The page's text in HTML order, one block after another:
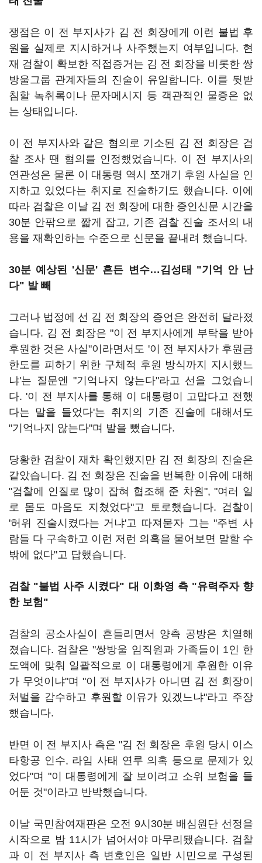
쟁점은 이 전 부지사가 김 전 회장에게 이런 불법 후
원을 실제로 지시하거나 사주했는지 여부입니다. 현
재 검찰이 확보한 직접증거는 김 전 회장을 비롯한 쌍
방울그룹 관계자들의 진술이 유일합니다. 이를 뒷받
침할 녹취록이나 문자메시지 등 객관적인 물증은 없
는 상태입니다.
이 전 부지사와 같은 혐의로 기소된 김 전 회장은 검
찰 조사 땐 혐의를 인정했었습니다. 이 전 부지사의
연관성은 물론 이 대통령 역시 쪼개기 후원 사실을 인
지하고 있었다는 취지로 진술하기도 했습니다. 이에
따라 검찰은 이날 김 전 회장에 대한 증인신문 시간을
30분 안팎으로 짧게 잡고, 기존 검찰 진술 조서의 내
용을 재확인하는 수준으로 신문을 끝내려 했습니다.
30분 예상된 '신문' 흔든 변수…김성태 "기억 안 난
다" 발 빼
그러나 법정에 선 김 전 회장의 증언은 완전히 달라졌
습니다. 김 전 회장은 "이 전 부지사에게 부탁을 받아
후원한 것은 사실"이라면서도 '이 전 부지사가 후원금
한도를 피하기 위한 구체적 후원 방식까지 지시했느
냐'는 질문엔 "기억나지 않는다"라고 선을 그었습니
다. '이 전 부지사를 통해 이 대통령이 고맙다고 전했
다는 말을 들었다'는 취지의 기존 진술에 대해서도
"기억나지 않는다"며 발을 뺐습니다.
당황한 검찰이 재차 확인했지만 김 전 회장의 진술은
같았습니다. 김 전 회장은 진술을 번복한 이유에 대해
"검찰에 인질로 많이 잡혀 협조해 준 차원", "여러 일
로 몸도 마음도 지쳤었다"고 토로했습니다. 검찰이
'허위 진술시켰다는 거냐'고 따져묻자 그는 "주변 사
람들 다 구속하고 이런 저런 의혹을 물어보면 말할 수
밖에 없다"고 답했습니다.
검찰 "불법 사주 시켰다" 대 이화영 측 "유력주자 향
한 보험"
검찰의 공소사실이 흔들리면서 양측 공방은 치열해
졌습니다. 검찰은 "쌍방울 임직원과 가족들이 1인 한
도액에 맞춰 일괄적으로 이 대통령에게 후원한 이유
가 무엇이냐"며 "이 전 부지사가 아니면 김 전 회장이
처벌을 감수하고 후원할 이유가 있겠느냐"라고 주장
했습니다.
반면 이 전 부지사 측은 "김 전 회장은 후원 당시 이스
타항공 인수, 라임 사태 연루 의혹 등으로 문제가 있
었다"며 "이 대통령에게 잘 보이려고 소위 보험을 들
어둔 것"이라고 반박했습니다.
이날 국민참여재판은 오전 9시30분 배심원단 선정을
시작으로 밤 11시가 넘어서야 마무리됐습니다. 검찰
과 이 전 부지사 측 변호인은 일반 시민으로 구성된